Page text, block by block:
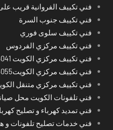
فني تكييف الفروانية قريب
فني تكييف جنوب السرة
فني تكييف سلوى فوري
فني تكييف مركزي الفردوس
فني تكييف مركزي الكويت 62224041
فني تكييف مركزي الكويت98025055
فني تكييف مركزي متنقل
فني تلفونات الكويت محل
فني تمديد كهرباء و تصليح كهرباء
فني خدمات تصليح تلفونات و